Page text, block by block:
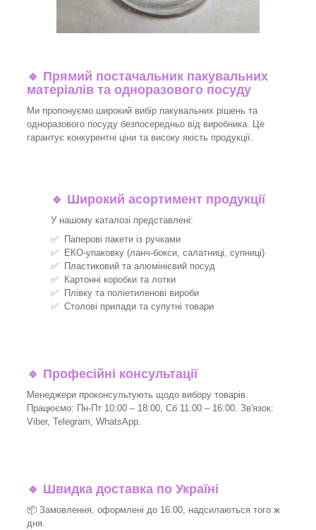
🔹 Прямий постачальник пакувальних
матеріалів та одноразового посуду
Ми пропонуємо широкий вибір пакувальних рішень та
одноразового посуду безпосередньо від виробника. Це
гарантує конкурентні ціни та високу якість продукції.
🔹 Широкий асортимент продукції
У нашому каталозі представлені:
✅ Паперові пакети із ручками
✅ ЕКО-упаковку (ланч-бокси, салатниці, супниці)
✅ Пластиковий та алюмінієвий посуд
✅ Картонні коробки та лотки
✅ Плівку та поліетиленові вироби
✅ Столові прилади та супутні товари
🔹 Професійні консультації
Менеджери проконсультують щодо вибору товарів.
Працюємо: Пн-Пт 10:00 – 18:00, Сб 11:00 – 16:00. Зв'язок:
Viber, Telegram, WhatsApp.
🔹 Швидка доставка по Україні
📦 Замовлення, оформлені до 16:00, надсилаються того ж
дня.